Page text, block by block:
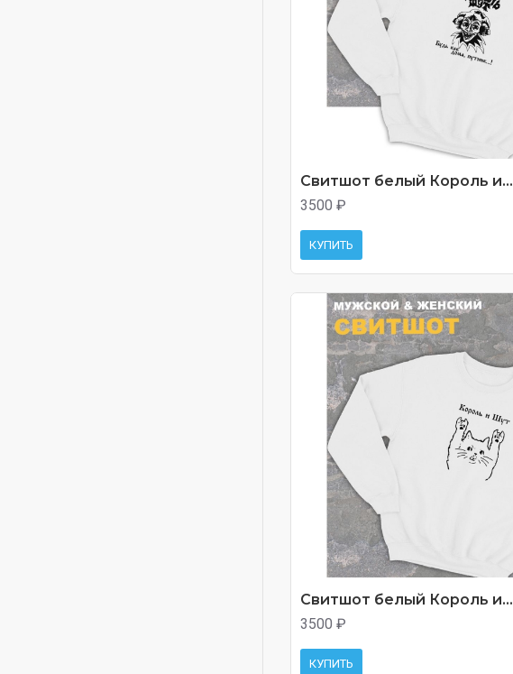
Свитшот белый Король и...
3500 ₽
КУПИТЬ
Свитшот белый Король и...
3500 ₽
КУПИТЬ